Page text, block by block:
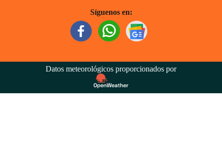
Síguenos en:
Datos meteorológicos proporcionados por